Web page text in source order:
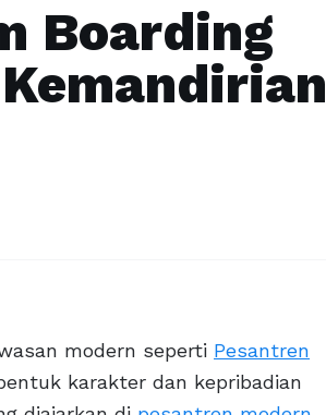
Boarding
modern seperti Pesantren
karakter dan kepribadian